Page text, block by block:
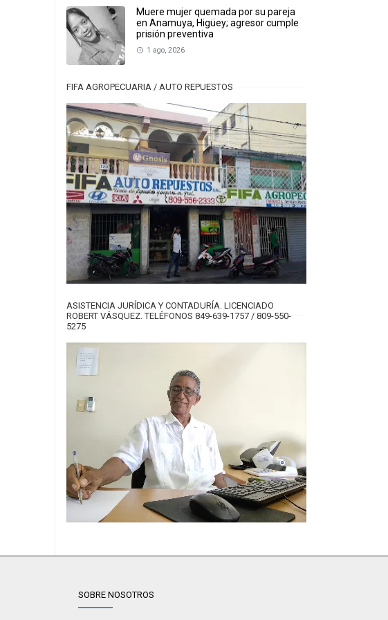
Muere mujer quemada por su pareja
en Anamuya, Higüey; agresor cumple
prisión preventiva
1 ago, 2026
FIFA AGROPECUARIA / AUTO REPUESTOS
ASISTENCIA JURÍDICA Y CONTADURÍA. LICENCIADO
ROBERT VÁSQUEZ. TELÉFONOS 849-639-1757 / 809-550-
5275
SOBRE NOSOTROS